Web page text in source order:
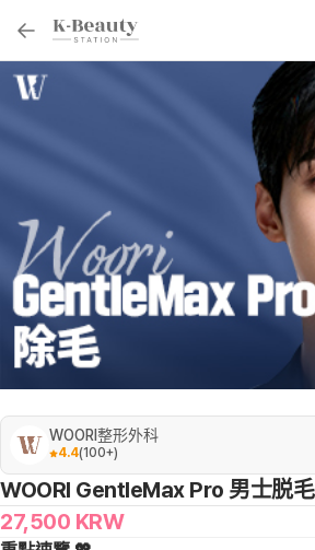
WOORI整形外科
4.4(100+)
WOORI GentleMax Pro 男士脱毛
27,500 KRW